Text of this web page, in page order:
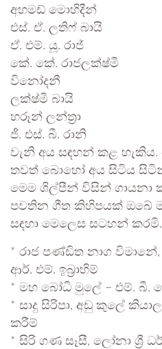
අහමඩ් මොහිදීන්
එස්. ඒ. ලතිෆ් බායි
ඒ. එම්. යූ. රාජ්
කේ. කේ. රාජලක්ෂ්මී
විනෝදනී
ලක්ෂ්මී බායි
හරූන් ලන්ත්‍රා
ජී. එස්. බී. රානි
වැනි අය සඳහන් කළ
තවත් බොහෝ අය සිටිය
මෙම ශිල්පීන් විසින් ගායනා
පවතින ගීත කිහිපයක් ඔබේ
සඳහා මෙලෙස සටහන් කරමි.
* රාජ පණ්ඩිත නාග
ආර්. එම්. ඉබ්‍රාහිම්
* මහ බෝධි මුලේ – එම්. බී.
* සාදු සිරිපා, අඩු කුලේ
කරීම්
* සිරි ගණ සෑසී, ලෝනා ශ්‍රී